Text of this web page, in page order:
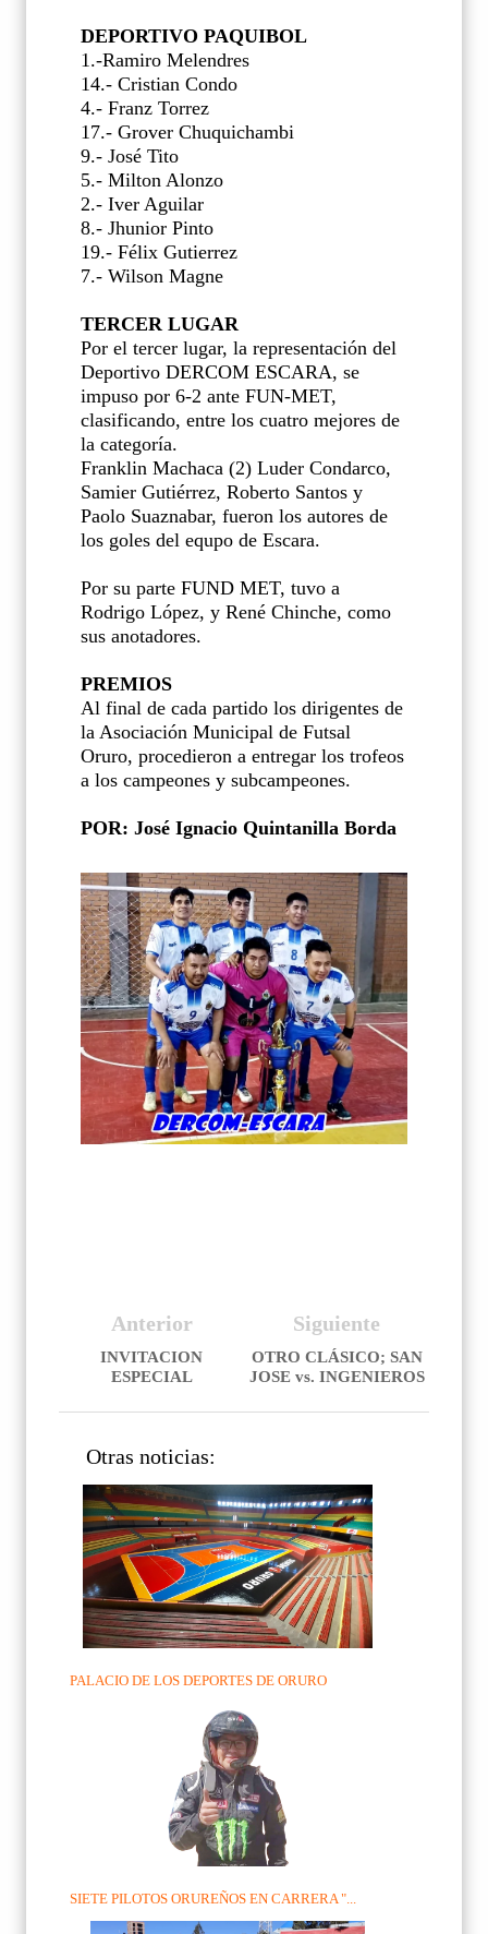
DEPORTIVO PAQUIBOL
1.-Ramiro Melendres
14.- Cristian Condo
4.- Franz Torrez
17.- Grover Chuquichambi
9.- José Tito
5.- Milton Alonzo
2.- Iver Aguilar
8.- Jhunior Pinto
19.- Félix Gutierrez
7.- Wilson Magne
TERCER LUGAR
Por el tercer lugar, la representación del
Deportivo DERCOM ESCARA, se
impuso por 6-2 ante FUN-MET,
clasificando, entre los cuatro mejores de
la categoría.
Franklin Machaca (2) Luder Condarco,
Samier Gutiérrez, Roberto Santos y
Paolo Suaznabar, fueron los autores de
los goles del equpo de Escara.
Por su parte FUND MET, tuvo a
Rodrigo López, y René Chinche, como
sus anotadores.
PREMIOS
Al final de cada partido los dirigentes de
la Asociación Municipal de Futsal
Oruro, procedieron a entregar los trofeos
a los campeones y subcampeones.
POR: José Ignacio Quintanilla Borda
Siguiente
OTRO CLÁSICO; SAN
JOSE vs. INGENIEROS
Anterior
INVITACION
ESPECIAL
Otras noticias:
PALACIO DE LOS DEPORTES DE ORURO
SIETE PILOTOS ORUREÑOS EN CARRERA "...